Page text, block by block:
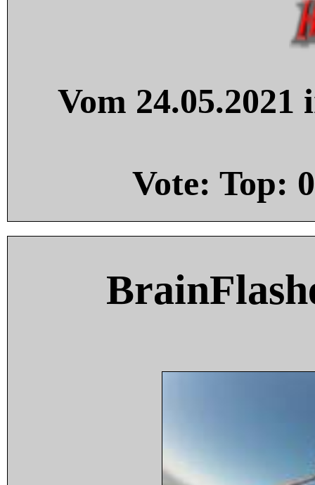
Vom
Vote: Top: 0